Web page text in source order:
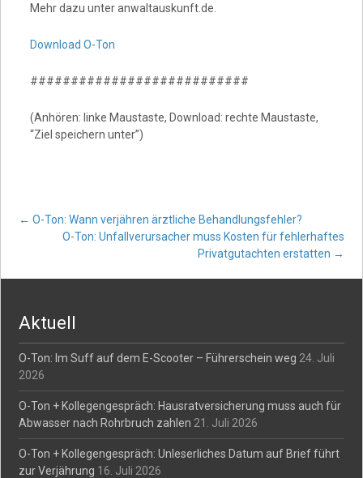
Mehr dazu unter anwaltauskunft.de.
Download O-Ton
###########################
(Anhören: linke Maustaste, Download: rechte Maustaste,
“Ziel speichern unter”)
Post
navigation
← O-Ton: Wann verjähren ärztliche Behandlungsfehler?
O-Ton: Unfallverursacher muss Kosten für fehlerhaftes
Privatgutachten erstatten →
Aktuell
O-Ton: Im Suff auf dem E-Scooter – Führerschein weg 24. Juli
2026
O-Ton + Kollegengespräch: Hausratversicherung muss auch für
Abwasser nach Rohrbruch zahlen 21. Juli 2026
O-Ton + Kollegengespräch: Unleserliches Datum auf Brief führt
zur Verjährung 16. Juli 2026